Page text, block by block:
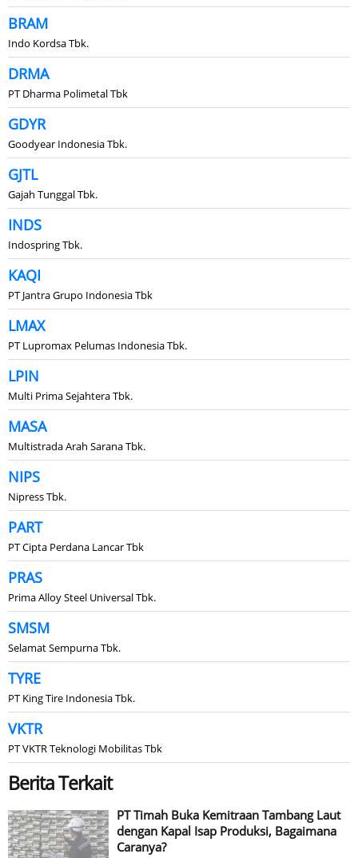
BRAM
Indo Kordsa Tbk.
DRMA
PT Dharma Polimetal Tbk
GDYR
Goodyear Indonesia Tbk.
GJTL
Gajah Tunggal Tbk.
INDS
Indospring Tbk.
KAQI
PT Jantra Grupo Indonesia Tbk
LMAX
PT Lupromax Pelumas Indonesia Tbk.
LPIN
Multi Prima Sejahtera Tbk.
MASA
Multistrada Arah Sarana Tbk.
NIPS
Nipress Tbk.
PART
PT Cipta Perdana Lancar Tbk
PRAS
Prima Alloy Steel Universal Tbk.
SMSM
Selamat Sempurna Tbk.
TYRE
PT King Tire Indonesia Tbk.
VKTR
PT VKTR Teknologi Mobilitas Tbk
Berita Terkait
PT Timah Buka Kemitraan Tambang Laut
dengan Kapal Isap Produksi, Bagaimana
Caranya?